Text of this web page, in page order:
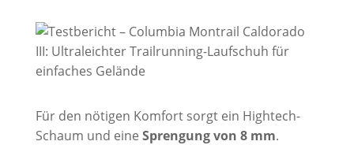
Für den nötigen Komfort sorgt ein Hightech-
Schaum und eine Sprengung von 8 mm.